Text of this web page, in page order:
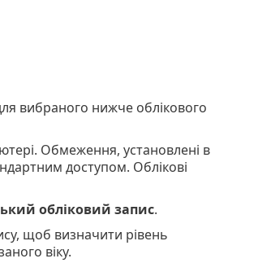
вибраного нижче облікового
Обмеження, установлені в
доступом. Облікові
обліковий запис.
щоб визначити рівень
віку.